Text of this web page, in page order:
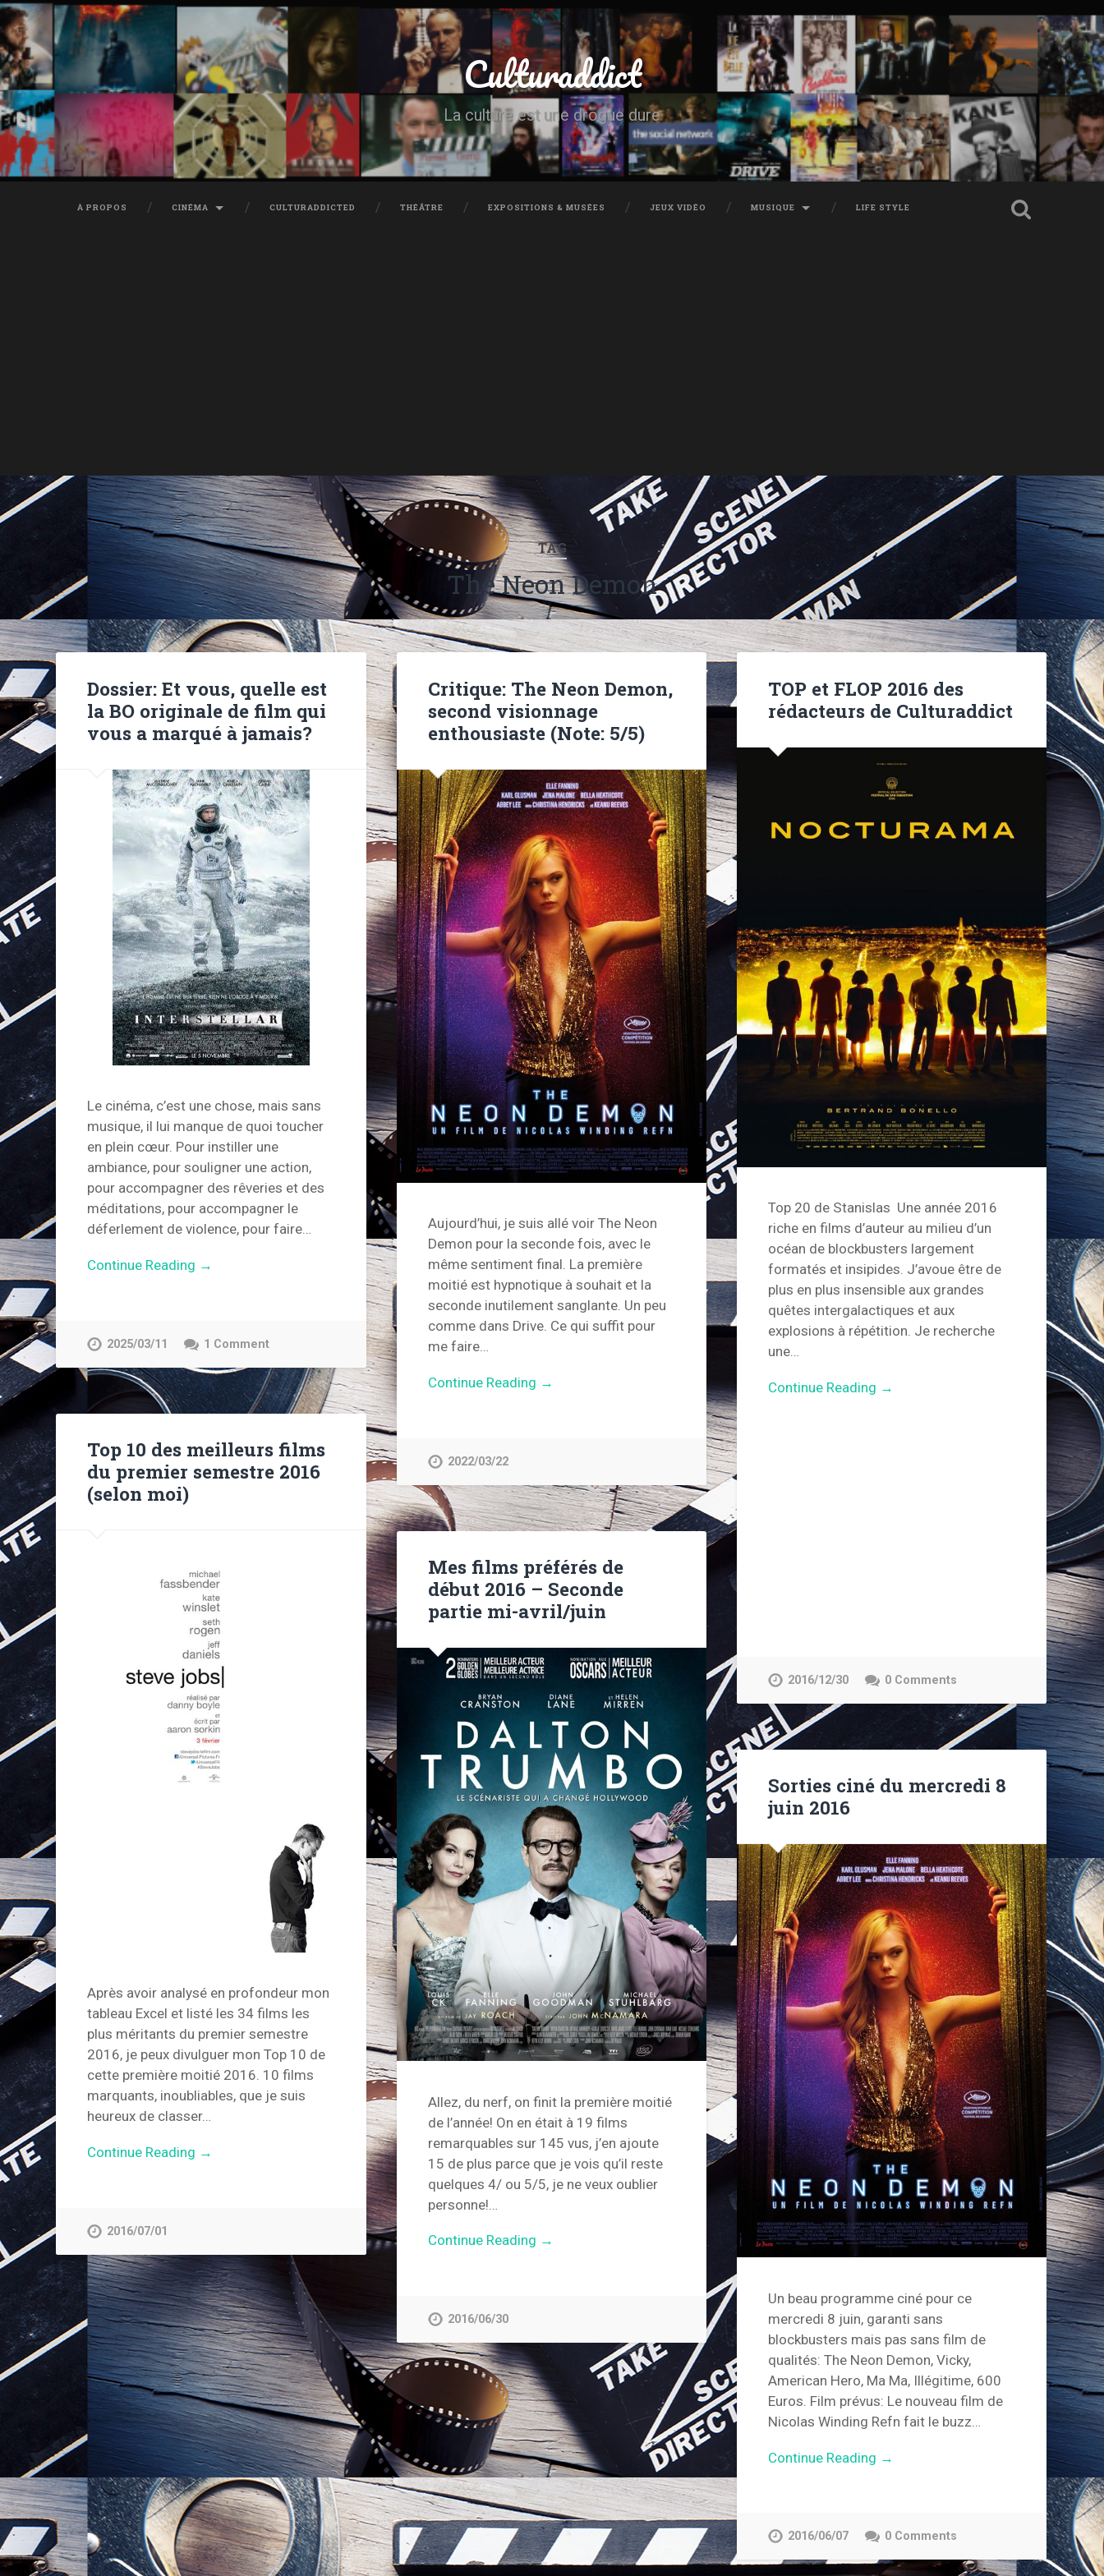
Culturaddict
La culture est une drogue dure
À PROPOS CINÉMA CULTURADDICTED THÉÂTRE EXPOSITIONS & MUSÉES JEUX VIDÉO MUSIQUE LIFE STYLE
TAG
The Neon Demon
Dossier: Et vous, quelle est
la BO originale de film qui
vous a marqué à jamais?
Le cinéma, c’est une chose, mais sans
musique, il lui manque de quoi toucher
en plein cœur. Pour instiller une
ambiance, pour souligner une action,
pour accompagner des rêveries et des
méditations, pour accompagner le
déferlement de violence, pour faire…
Continue Reading →
2025/03/11 1 Comment
Critique: The Neon Demon,
second visionnage
enthousiaste (Note: 5/5)
Aujourd’hui, je suis allé voir The Neon
Demon pour la seconde fois, avec le
même sentiment final. La première
moitié est hypnotique à souhait et la
seconde inutilement sanglante. Un peu
comme dans Drive. Ce qui suffit pour
me faire…
Continue Reading →
2022/03/22
TOP et FLOP 2016 des
rédacteurs de Culturaddict
Top 20 de Stanislas Une année 2016
riche en films d’auteur au milieu d’un
océan de blockbusters largement
formatés et insipides. J’avoue être de
plus en plus insensible aux grandes
quêtes intergalactiques et aux
explosions à répétition. Je recherche
une…
Continue Reading →
2016/12/30 0 Comments
Top 10 des meilleurs films
du premier semestre 2016
(selon moi)
Après avoir analysé en profondeur mon
tableau Excel et listé les 34 films les
plus méritants du premier semestre
2016, je peux divulguer mon Top 10 de
cette première moitié 2016. 10 films
marquants, inoubliables, que je suis
heureux de classer…
Continue Reading →
2016/07/01
Mes films préférés de
début 2016 – Seconde
partie mi-avril/juin
Allez, du nerf, on finit la première moitié
de l’année! On en était à 19 films
remarquables sur 145 vus, j’en ajoute
15 de plus parce que je vois qu’il reste
quelques 4/ ou 5/5, je ne veux oublier
personne!…
Continue Reading →
2016/06/30
Sorties ciné du mercredi 8
juin 2016
Un beau programme ciné pour ce
mercredi 8 juin, garanti sans
blockbusters mais pas sans film de
qualités: The Neon Demon, Vicky,
American Hero, Ma Ma, Illégitime, 600
Euros. Film prévus: Le nouveau film de
Nicolas Winding Refn fait le buzz…
Continue Reading →
2016/06/07 0 Comments